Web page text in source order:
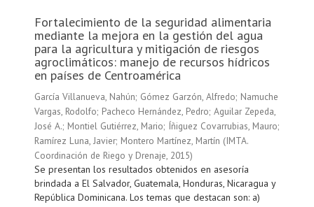
Fortalecimiento de la seguridad alimentaria
mediante la mejora en la gestión del agua
para la agricultura y mitigación de riesgos
agroclimáticos: manejo de recursos hídricos
en países de Centroamérica
García Villanueva, Nahún; Gómez Garzón, Alfredo; Namuche
Vargas, Rodolfo; Pacheco Hernández, Pedro; Aguilar Zepeda,
José A.; Montiel Gutiérrez, Mario; Íñiguez Covarrubias, Mauro;
Ramírez Luna, Javier; Montero Martínez, Martín (IMTA.
Coordinación de Riego y Drenaje, 2015)
Se presentan los resultados obtenidos en asesoría
brindada a El Salvador, Guatemala, Honduras, Nicaragua y
República Dominicana. Los temas que destacan son: a)